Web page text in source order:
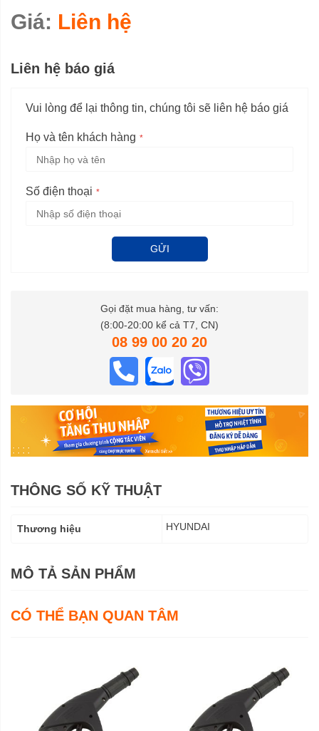
Giá: Liên hệ
Liên hệ báo giá
Vui lòng để lại thông tin, chúng tôi sẽ liên hệ báo giá
Họ và tên khách hàng
Số điện thoại
GỬI
Gọi đặt mua hàng, tư vấn:
(8:00-20:00 kể cả T7, CN)
08 99 00 20 20
THÔNG SỐ KỸ THUẬT
thuật
Thương hiệu HYUNDAI
MÔ TẢ SẢN PHẨM
CÓ THỂ BẠN QUAN TÂM